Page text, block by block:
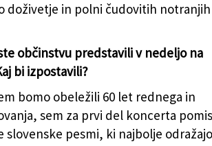
doživetje in polni čudovitih notranjih
občinstvu predstavili v nedeljo na
bi izpostavili?
bomo obeležili 60 let rednega in
sem za prvi del koncerta
slovenske pesmi, ki najbolje odražajo